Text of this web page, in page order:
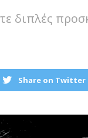
διπλές
Share on Twitter